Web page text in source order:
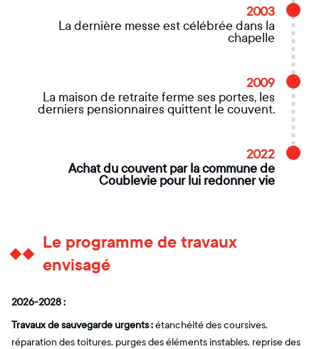
2003
La dernière messe est célébrée dans la
chapelle
2009
La maison de retraite ferme ses portes, les
derniers pensionnaires quittent le couvent.
2022
Achat du couvent par la commune de
Coublevie pour lui redonner vie
Le programme de travaux
envisagé
2026-2028 :
Travaux de sauvegarde urgents :étanchéité des coursives,
réparation des toitures, purges des éléments instables, reprise des